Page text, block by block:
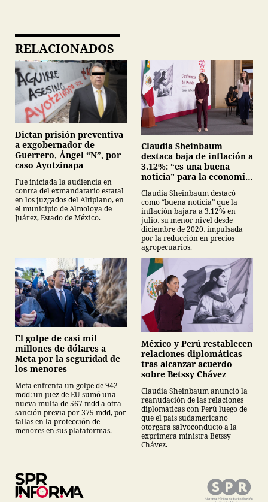
RELACIONADOS
Dictan prisión preventiva
a exgobernador de
Guerrero, Ángel “N”, por
caso Ayotzinapa
Fue iniciada la audiencia en
contra del exmandatario estatal
en los juzgados del Altiplano, en
el municipio de Almoloya de
Juárez, Estado de México.
Claudia Sheinbaum
destaca baja de inflación a
3.12%: “es una buena
noticia” para la economía
Claudia Sheinbaum destacó
como “buena noticia” que la
inflación bajara a 3.12% en
julio, su menor nivel desde
diciembre de 2020, impulsada
por la reducción en precios
agropecuarios.
El golpe de casi mil
millones de dólares a
Meta por la seguridad de
los menores
Meta enfrenta un golpe de 942
mdd: un juez de EU sumó una
nueva multa de 567 mdd a otra
sanción previa por 375 mdd, por
fallas en la protección de
menores en sus plataformas.
México y Perú restablecen
relaciones diplomáticas
tras alcanzar acuerdo
sobre Betssy Chávez
Claudia Sheinbaum anunció la
reanudación de las relaciones
diplomáticas con Perú luego de
que el país sudamericano
otorgara salvoconducto a la
exprimera ministra Betssy
Chávez.